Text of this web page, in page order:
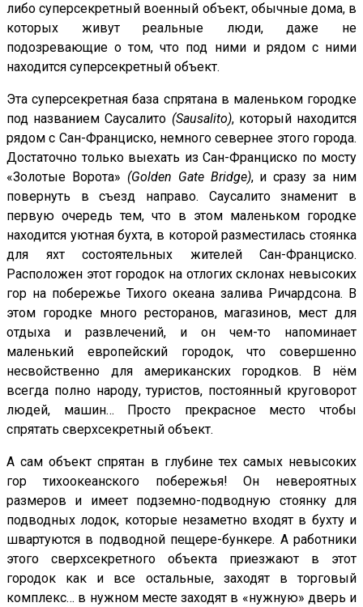
либо суперсекретный военный объект, обычные дома, в
которых живут реальные люди, даже не
подозревающие о том, что под ними и рядом с ними
находится суперсекретный объект.
Эта суперсекретная база спрятана в маленьком городке
под названием Саусалито (Sausalito), который находится
рядом с Сан-Франциско, немного севернее этого города.
Достаточно только выехать из Сан-Франциско по мосту
«Золотые Ворота» (Golden Gate Bridge), и сразу за ним
повернуть в съезд направо. Саусалито знаменит в
первую очередь тем, что в этом маленьком городке
находится уютная бухта, в которой разместилась стоянка
для яхт состоятельных жителей Сан-Франциско.
Расположен этот городок на отлогих склонах невысоких
гор на побережье Тихого океана залива Ричардсона. В
этом городке много ресторанов, магазинов, мест для
отдыха и развлечений, и он чем-то напоминает
маленький европейский городок, что совершенно
несвойственно для американских городков. В нём
всегда полно народу, туристов, постоянный круговорот
людей, машин… Просто прекрасное место чтобы
спрятать сверхсекретный объект.
А сам объект спрятан в глубине тех самых невысоких
гор тихоокеанского побережья! Он невероятных
размеров и имеет подземно-подводную стоянку для
подводных лодок, которые незаметно входят в бухту и
швартуются в подводной пещере-бункере. А работники
этого сверхсекретного объекта приезжают в этот
городок как и все остальные, заходят в торговый
комплекс… в нужном месте заходят в «нужную» дверь и